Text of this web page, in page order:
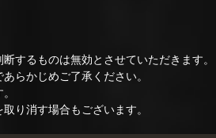
するものは無効とさせていただきます。
らかじめご了承ください。
り消す場合もございます。